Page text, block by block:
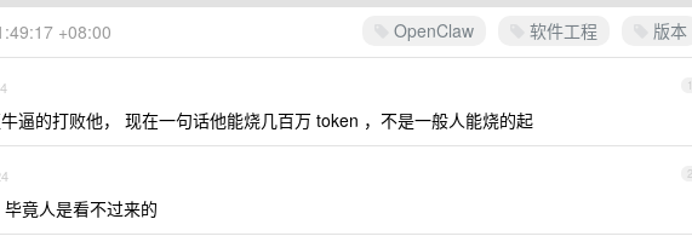
OpenClaw 软件工程 版本
+08:00
1
逼的打败他， 现在一句话他能烧几百万 token ，不是一般人能烧的起
2
竟人是看不过来的